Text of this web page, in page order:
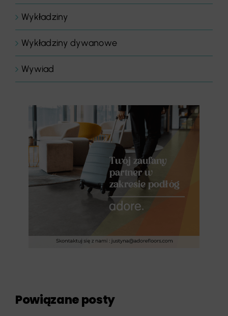
Wykładziny
Wykładziny dywanowe
Wywiad
Powiązane posty